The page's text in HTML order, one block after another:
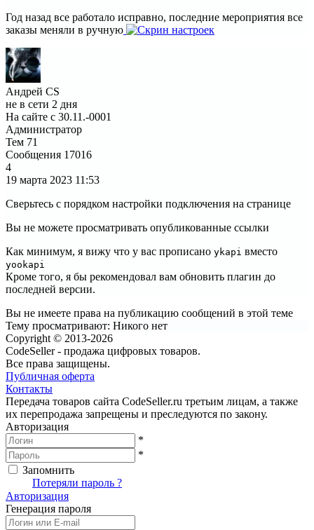
Год назад все работало исправно, последние мероприятия все
заказы меняли в ручную
Андрей CS
не в сети 2 дня
На сайте с 30.11.-0001
Администратор
Тем 71
Сообщения 17016
4
19 марта 2023 11:53
Сверьтесь с порядком настройки подключения на странице
Вы не можете просматривать опубликованные ссылки
Как минимум, я вижу что у вас прописано ykapi вместо
yookapi
Кроме того, я бы рекомендовал вам обновить плагин до
последней версии.
Вы не имеете права на публикацию сообщений в этой теме
Тему просматривают: Никого нет
Copyright © 2013-2026
CodeSeller - продажа цифровых товаров.
Все права защищены.
Публичная оферта
Контакты
Передача товаров сайта CodeSeller.ru третьим лицам, а также
их перепродажа запрещены и преследуются по закону.
Авторизация
*
*
Запомнить
Потеряли пароль ?
Авторизация
Генерация пароля